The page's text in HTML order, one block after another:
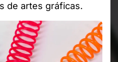
de artes gráficas.